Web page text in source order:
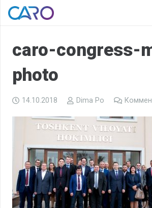
caro-congress-
photo
14.10.2018 Dima Po